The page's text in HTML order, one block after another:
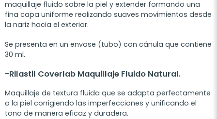
maquillaje fluido sobre la piel y extender formando una
fina capa uniforme realizando suaves movimientos desde
la nariz hacia el exterior.
Se presenta en un envase (tubo) con cánula que contiene
30 ml.
-Rilastil Coverlab Maquillaje Fluido Natural.
Maquillaje de textura fluida que se adapta perfectamente
a la piel corrigiendo las imperfecciones y unificando el
tono de manera eficaz y duradera.